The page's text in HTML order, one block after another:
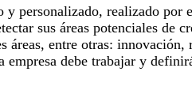
realizado por
sus áreas potenciales de
entre otras:
debe trabajar y